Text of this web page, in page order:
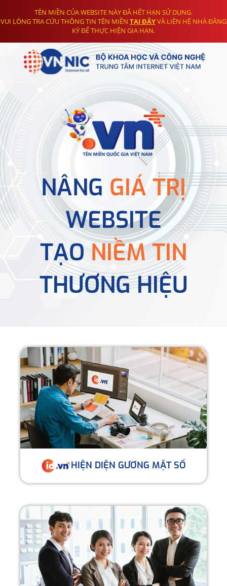
TÊN MIỀN CỦA WEBSITE NÀY ĐÃ HẾT HẠN SỬ DỤNG.
VUI LÒNG TRA CỨU THÔNG TIN TÊN MIỀN TẠI ĐÂYVÀ LIÊN HỆ NHÀ ĐĂNG
KÝ ĐỂ THỰC HIỆN GIA HẠN.
NÂNG GIÁ TRỊ
WEBSITE
TẠONIỀM TIN
THƯƠNG HIỆU
HIỆN DIỆN GƯƠNG MẶT SỐ